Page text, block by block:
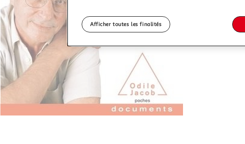
Afficher toutes les finalités